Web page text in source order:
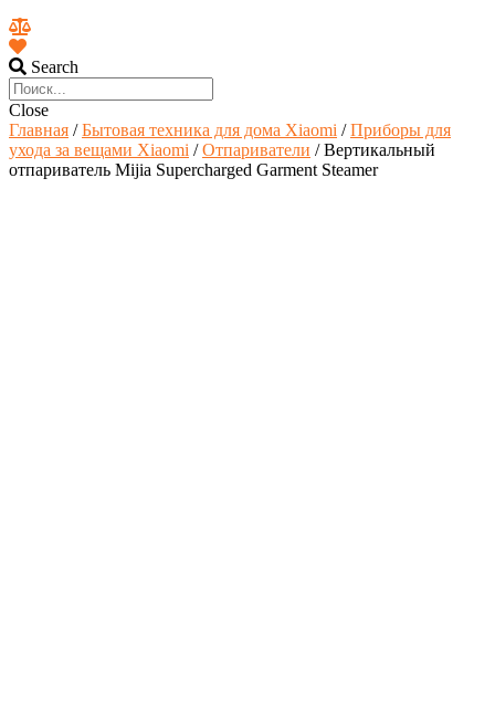
Search
Close
Главная /Бытовая техника для дома Xiaomi /Приборы для
ухода за вещами Xiaomi /Отпариватели / Вертикальный
отпариватель Mijia Supercharged Garment Steamer